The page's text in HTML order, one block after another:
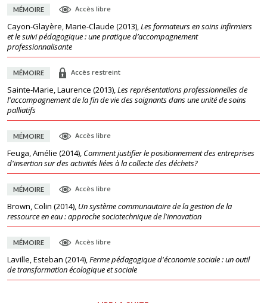
MÉMOIRE Accès libre
Cayon-Glayère, Marie-Claude (2013),Les formateurs en soins infirmiers
et le suivi pédagogique : une pratique d’accompagnement
professionnalisante
MÉMOIRE Accès restreint
Sainte-Marie, Laurence (2013),Les représentations professionnelles de
l'accompagnement de la fin de vie des soignants dans une unité de soins
palliatifs
MÉMOIRE Accès libre
Feuga, Amélie (2014), Comment justifier le positionnement des entreprises
d'insertion sur des activités liées à la collecte des déchets?
MÉMOIRE Accès libre
Brown, Colin (2014), Un système communautaire de la gestion de la
ressource en eau : approche sociotechnique de l'innovation
MÉMOIRE Accès libre
Laville, Esteban (2014),Ferme pédagogique d'économie sociale : un outil
de transformation écologique et sociale